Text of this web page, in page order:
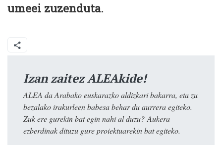
umeei zuzenduta.
Izan zaitez ALEAkide!
ALEA da Arabako euskarazko aldizkari bakarra, eta zu
bezalako irakurleen babesa behar du aurrera egiteko.
Zuk ere gurekin bat egin nahi al duzu? Aukera
ezberdinak dituzu gure proiektuarekin bat egiteko.